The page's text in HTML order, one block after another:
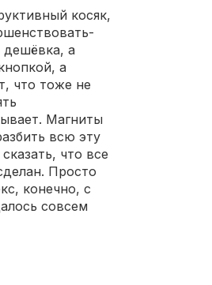
косяк,
дешёвка, а
а
что тоже не
Магниты
всю эту
что все
Просто
конечно, с
совсем